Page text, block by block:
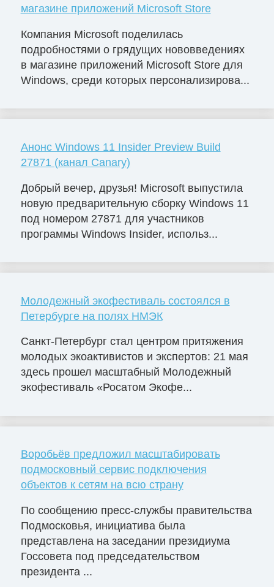
магазине приложений Microsoft Store
Компания Microsoft поделилась
подробностями о грядущих нововведениях
в магазине приложений Microsoft Store для
Windows, среди которых персонализирова...
Анонс Windows 11 Insider Preview Build
27871 (канал Canary)
Добрый вечер, друзья! Microsoft выпустила
новую предварительную сборку Windows 11
под номером 27871 для участников
программы Windows Insider, использ...
Молодежный экофестиваль состоялся в
Петербурге на полях НМЭК
Санкт-Петербург стал центром притяжения
молодых экоактивистов и экспертов: 21 мая
здесь прошел масштабный Молодежный
экофестиваль «Росатом Экофе...
Воробьёв предложил масштабировать
подмосковный сервис подключения
объектов к сетям на всю страну
По сообщению пресс-службы правительства
Подмосковья, инициатива была
представлена на заседании президиума
Госсовета под председательством
президента ...